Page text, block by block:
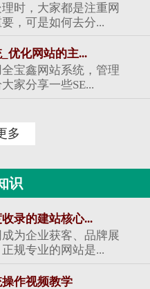
时，大家都是注重网
，可是如何去分...
优化网站的主...
宝鑫网站系统，管理
家分享一些SE...
多
识
录的建站核心...
为企业获客、品牌展
规专业的网站是...
作视频教学